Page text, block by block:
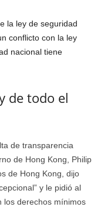
la ley de seguridad
conflicto con la ley
nacional tiene
de todo el
de transparencia
de Hong Kong, Philip
de Hong Kong, dijo
y le pidió al
los derechos mínimos